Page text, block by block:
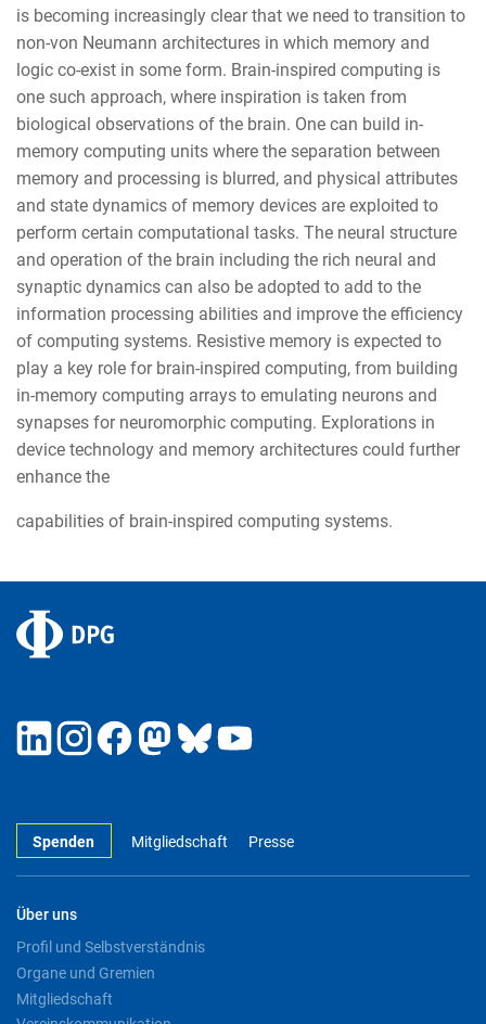
is becoming increasingly clear that we need to transition to
non-von Neumann architectures in which memory and
logic co-exist in some form. Brain-inspired computing is
one such approach, where inspiration is taken from
biological observations of the brain. One can build in-
memory computing units where the separation between
memory and processing is blurred, and physical attributes
and state dynamics of memory devices are exploited to
perform certain computational tasks. The neural structure
and operation of the brain including the rich neural and
synaptic dynamics can also be adopted to add to the
information processing abilities and improve the efficiency
of computing systems. Resistive memory is expected to
play a key role for brain-inspired computing, from building
in-memory computing arrays to emulating neurons and
synapses for neuromorphic computing. Explorations in
device technology and memory architectures could further
enhance the
capabilities of brain-inspired computing systems.
Spenden Mitgliedschaft Presse
Über uns
Profil und Selbstverständnis
Organe und Gremien
Mitgliedschaft